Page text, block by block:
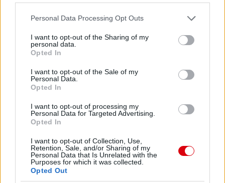
Please note that this website/app uses one or more Google
not limited to your visit or usage behaviour. You may click to
grant or deny consent to Google and its third-party tags to
use your data for below specified purposes in below Google
consent section.
Personal Data Processing Opt Outs
I want to opt-out of the Sharing of my
personal data.
Opted In
I want to opt-out of the Sale of my
Personal Data.
Opted In
I want to opt-out of processing my
Personal Data for Targeted Advertising.
Opted In
I want to opt-out of Collection, Use,
Retention, Sale, and/or Sharing of my
Personal Data that Is Unrelated with the
Purposes for which it was collected.
Opted Out